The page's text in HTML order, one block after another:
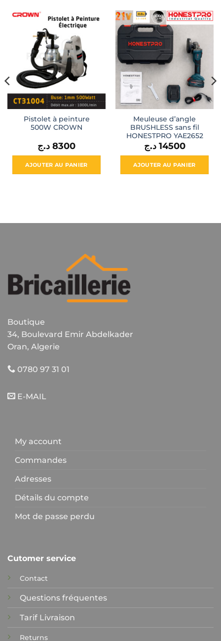
Pistolet à peinture
500W CROWN
8300 د.ج
AJOUTER AU PANIER
Meuleuse d’angle
BRUSHLESS sans fil
HONESTPRO YAE2652
14500 د.ج
AJOUTER AU PANIER
Boutique
34, Boulevard Emir Abdelkader
Oran, Algerie
0780 97 31 01
E-MAIL
My account
Commandes
Adresses
Détails du compte
Mot de passe perdu
Cutomer service
Contact
Questions fréquentes
Tarif Livraison
Returns